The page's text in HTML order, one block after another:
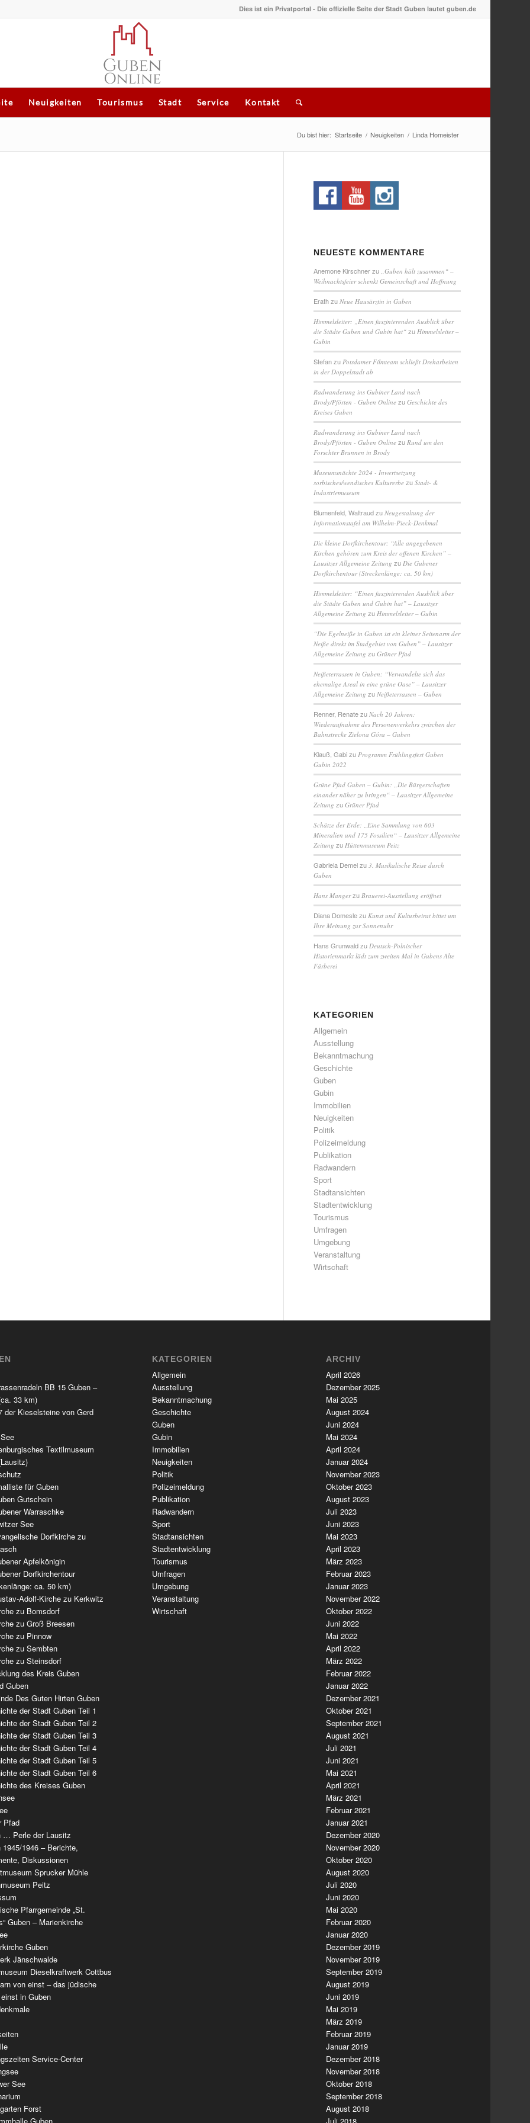
Dies ist ein Privatportal - Die offizielle Seite der Stadt Guben lautet guben.de
Neuigkeiten Tourismus Stadt Service Kontakt
Du bist hier: Startseite / Neuigkeiten / Linda Homeister
NEUESTE KOMMENTARE
Anemone Kirschnerzu „Guben hält zusammen“ –
Weihnachtsfeier schenkt Gemeinschaft und Hoffnung
ErathzuNeue Hausärztin in Guben
Himmelsleiter: „Einen faszinierenden Ausblick über
die Städte Guben und Gubin hat“ zu Himmelsleiter –
Gubin
Stefanzu Potsdamer Filmteam schließt Dreharbeiten
in der Doppelstadt ab
Radwanderung ins Gubiner Land nach
Brody/Pförten - Guben Online zuGeschichte des
Kreises Guben
Radwanderung ins Gubiner Land nach
Brody/Pförten - Guben Online zu Rund um den
Forschter Brunnen in Brody
Museumsnächte 2024 - Inwertsetzung
sorbisches/wendisches Kulturerbe zuStadt- &
Industriemuseum
Blumenfeld, WaltraudzuNeugestaltung der
Informationstafel am Wilhelm-Pieck-Denkmal
Die kleine Dorfkirchentour: “Alle angegebenen
Kirchen gehören zum Kreis der offenen Kirchen” –
Lausitzer Allgemeine Zeitung zu Die Gubener
Dorfkirchentour (Streckenlänge: ca. 50 km)
Himmelsleiter: “Einen faszinierenden Ausblick über
die Städte Guben und Gubin hat” – Lausitzer
Allgemeine Zeitung zu Himmelsleiter – Gubin
“Die Egelneiße in Guben ist ein kleiner Seitenarm der
Neiße direkt im Stadgebiet von Guben” – Lausitzer
Allgemeine Zeitung zuGrüner Pfad
Neißeterrassen in Guben: “Verwandelte sich das
ehemalige Areal in eine grüne Oase” – Lausitzer
Allgemeine Zeitung zuNeißeterrassen – Guben
Renner, RenatezuNach 20 Jahren:
Wiederaufnahme des Personenverkehrs zwischen der
Bahnstrecke Zielona Góra – Guben
Klauß, Gabizu Programm Frühlingsfest Guben
Gubin 2022
Grüne Pfad Guben – Gubin: „Die Bürgerschaften
einander näher zu bringen“ – Lausitzer Allgemeine
Zeitung zuGrüner Pfad
Schätze der Erde: „Eine Sammlung von 603
Mineralien und 175 Fossilien“ – Lausitzer Allgemeine
Zeitung zu Hüttenmuseum Peitz
Gabriela Demelzu 3. Musikalische Reise durch
Guben
Hans Mangerzu Brauerei-Ausstellung eröffnet
Diana Domeslezu Kunst und Kulturbeirat bittet um
Ihre Meinung zur Sonnenuhr
Hans Grunwaldzu Deutsch-Polnischer
Historienmarkt lädt zum zweiten Mal in Gubens Alte
Färberei
KATEGORIEN
Allgemein
Ausstellung
Bekanntmachung
Geschichte
Guben
Gubin
Immobilien
Neuigkeiten
Politik
Polizeimeldung
Publikation
Radwandern
Sport
Stadtansichten
Stadtentwicklung
Tourismus
Umfragen
Umgebung
Veranstaltung
Wirtschaft
BB 15 Guben –
33 km)
der Kieselsteine von Gerd
Textilmuseum
für Guben
Gutschein
Warraschke
See
Dorfkirche zu
Apfelkönigin
Dorfkirchentour
ca. 50 km)
Adolf-Kirche zu Kerkwitz
zu Bomsdorf
zu Groß Breesen
zu Pinnow
zu Sembten
zu Steinsdorf
des Kreis Guben
Guben
Des Guten Hirten Guben
der Stadt Guben Teil 1
der Stadt Guben Teil 2
der Stadt Guben Teil 3
der Stadt Guben Teil 4
der Stadt Guben Teil 5
der Stadt Guben Teil 6
des Kreises Guben
Pfad
… Perle der Lausitz
1945/1946 – Berichte,
Diskussionen
Sprucker Mühle
Peitz
Pfarrgemeinde „St.
Guben – Marienkirche
Guben
Jänschwalde
Dieselkraftwerk Cottbus
von einst – das jüdische
in Guben
Service-Center
See
Forst
KATEGORIEN
Allgemein
Ausstellung
Bekanntmachung
Geschichte
Guben
Gubin
Immobilien
Neuigkeiten
Politik
Polizeimeldung
Publikation
Radwandern
Sport
Stadtansichten
Stadtentwicklung
Tourismus
Umfragen
Umgebung
Veranstaltung
Wirtschaft
ARCHIV
April 2026
Dezember 2025
Mai 2025
August 2024
Juni 2024
Mai 2024
April 2024
Januar 2024
November 2023
Oktober 2023
August 2023
Juli 2023
Juni 2023
Mai 2023
April 2023
März 2023
Februar 2023
Januar 2023
November 2022
Oktober 2022
Juni 2022
Mai 2022
April 2022
März 2022
Februar 2022
Januar 2022
Dezember 2021
Oktober 2021
September 2021
August 2021
Juli 2021
Juni 2021
Mai 2021
April 2021
März 2021
Februar 2021
Januar 2021
Dezember 2020
November 2020
Oktober 2020
August 2020
Juli 2020
Juni 2020
Mai 2020
Februar 2020
Januar 2020
Dezember 2019
November 2019
September 2019
August 2019
Juni 2019
Mai 2019
März 2019
Februar 2019
Januar 2019
Dezember 2018
November 2018
Oktober 2018
September 2018
August 2018